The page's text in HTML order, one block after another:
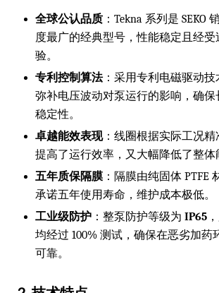
全球公认品质 ：Tekna 系列是 SEKO
度最广的经典型号，性能稳定且经
验。
专利控制算法：采用专利电磁驱动技
弥补电压波动对泵运行的影响，确保
稳定性。
卓越能效表现：线圈根据实际工况
提高了运行效率，又大幅降低了整体
五年质保隔膜 ：隔膜由纯固体 PTFE
承诺五年使用寿命，维护成本极低。
工业级防护 ：整泵防护等级为 IP65
均经过 100% 测试，确保在恶劣加药
可靠。